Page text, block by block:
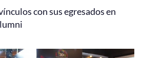
con sus egresados en